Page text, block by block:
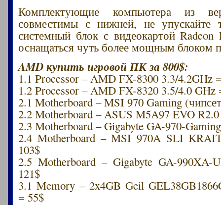
Комплектующие компьютера из
совместимы с нижней, не упускайте
системный блок с видеокартой
оснащаться чуть более мощным блоком
AMD купить игровой ПК за 800$:
1.1 Processor – AMD FX-8300 3.3/4.2GHz
1.2 Processor – AMD FX-8320 3.5/4.0 GHz
2.1 Motherboard – MSI 970 Gaming
2.2 Motherboard – ASUS M5A97 EVO
2.3 Motherboard – Gigabyte GA-970-
2.4 Motherboard – MSI 970A SLI
103$
2.5 Motherboard – Gigabyte GA-
121$
3.1 Memory – 2x4GB Geil
= 55$